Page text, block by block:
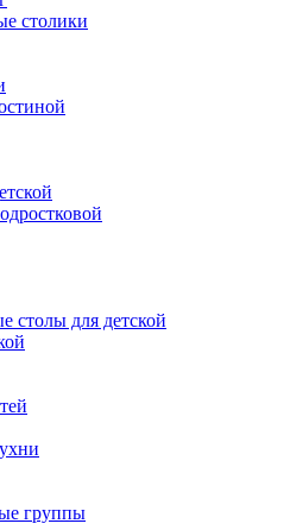
столики
столы для детской
группы